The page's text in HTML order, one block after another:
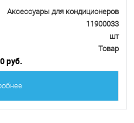
Аксессуары для кондиционеров
11900033
шт
Товар
руб.